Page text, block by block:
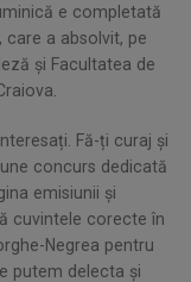
e completată
care a absolvit, pe
şi Facultatea de
Fă-ți curaj și
concurs dedicată
emisiunii și
cuvintele corecte în
Negrea pentru
putem delecta şi